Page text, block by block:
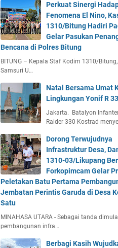
Perkuat Sinergi
Fenomena El Nino,
1310/Bitung Hadiri
Gelar Pasukan
Bencana di Polres Bitung
BITUNG – Kepala Staf Kodim 1310/
Samsuri U…
Natal Bersama Umat
Lingkungan Yonif R
Jakarta. Batalyon
Raider 330 Kostrad
Dorong Terwujudnya
Infrastruktur Desa,
1310-03/Likupang
Forkopimcam Gelar
Peletakan Batu Pertama
Jembatan Perintis Garuda di Desa
Satu
MINAHASA UTARA - Sebagai tanda
pembangunan infra…
Berbagi Kasih